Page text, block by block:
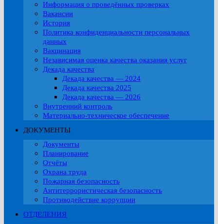
Информация о проведённых проверках
Вакансии
История
Политика конфиденциальности персональных
данных
Вакцинация
Независимая оценка качества оказания услуг
Декада качества
Декада качества — 2024
Декада качества 2025
Декада качества — 2026
Внутренний контроль
Материально-техническое обеспечение
ДОКУМЕНТЫ
Документы
Планирование
Отчёты
Охрана труда
Пожарная безопасность
Антитеррористическая безопасность
Противодействие коррупции
ОТДЕЛЕНИЯ